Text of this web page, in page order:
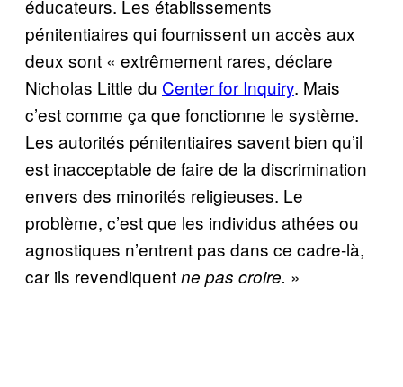
éducateurs. Les établissements
pénitentiaires qui fournissent un accès aux
deux sont « extrêmement rares, déclare
Nicholas Little du Center for Inquiry. Mais
c’est comme ça que fonctionne le système.
Les autorités pénitentiaires savent bien qu’il
est inacceptable de faire de la discrimination
envers des minorités religieuses. Le
problème, c’est que les individus athées ou
agnostiques n’entrent pas dans ce cadre-là,
car ils revendiquentne pas croire. »